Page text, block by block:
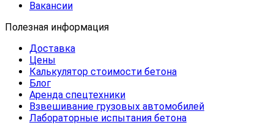
Вакансии
Полезная информация
Доставка
Цены
Калькулятор стоимости бетона
Блог
Аренда спецтехники
Взвешивание грузовых автомобилей
Лабораторные испытания бетона